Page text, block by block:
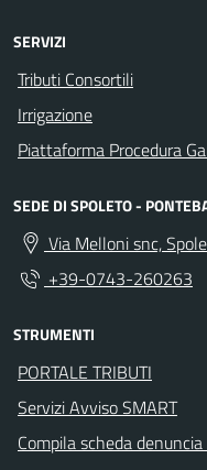
SERVIZI
Tributi Consortili
Irrigazione
Piattaforma Procedura
SEDE DI SPOLETO -
Via Melloni snc,
+39-0743-260263
STRUMENTI
PORTALE TRIBUTI
Servizi Avviso SMART
Compila scheda